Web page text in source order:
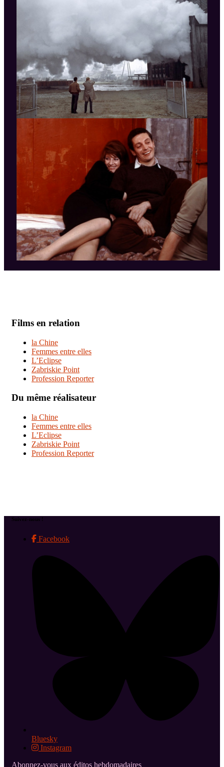
Films en relation
la Chine
Femmes entre elles
L’Eclipse
Zabriskie Point
Profession Reporter
Du même réalisateur
la Chine
Femmes entre elles
L’Eclipse
Zabriskie Point
Profession Reporter
Suivez-nous !
Facebook
Bluesky
Instagram
Abonnez-vous aux éditos hebdomadaires